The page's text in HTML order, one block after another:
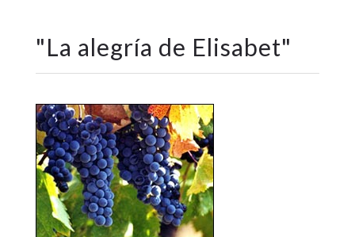
"La alegría de Elisabet"